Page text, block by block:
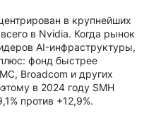
в крупнейших
в Nvidia. Когда рынок
AI-инфраструктуры,
фонд быстрее
Broadcom и других
в 2024 году SMH
против +12,9%.